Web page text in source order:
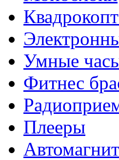
Умные
Фитнес
Плееры